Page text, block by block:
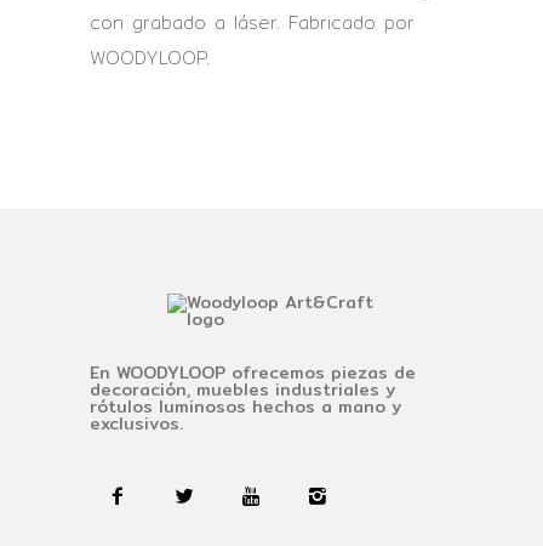
con grabado a láser. Fabricado por
WOODYLOOP.
En WOODYLOOP ofrecemos piezas de
decoración, muebles industriales y
rótulos luminosos hechos a mano y
exclusivos.